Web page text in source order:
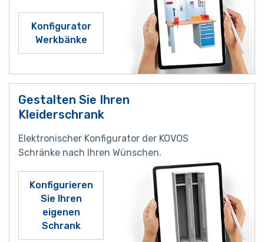
Konfigurator
Werkbänke
Gestalten Sie Ihren
Kleiderschrank
Elektronischer Konfigurator der KOVOS
Schränke nach Ihren Wünschen.
Konfigurieren
Sie Ihren
eigenen
Schrank